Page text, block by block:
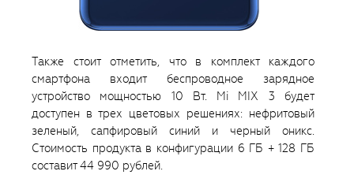
Также стоит отметить, что в комплект каждого
смартфона входит беспроводное зарядное
устройство мощностью 10 Вт. Mi MIX 3 будет
доступен в трех цветовых решениях: нефритовый
зеленый, сапфировый синий и черный оникс.
Стоимость продукта в конфигурации 6 ГБ + 128 ГБ
составит 44 990 рублей.